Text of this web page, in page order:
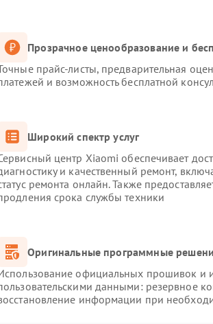
Прозрачное ценообразование и
прайс-листы, предварительная
и возможность бесплатной
Широкий спектр услуг
центр Xiaomi обеспечивает
и качественный ремонт,
ремонта онлайн. Также
срока службы техники
Оригинальные программные
официальных прошивок и
данными: резервное
информации при